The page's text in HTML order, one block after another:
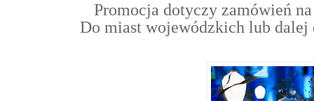
Promocja dotyczy zamówień
Do miast wojewódzkich lub dalej